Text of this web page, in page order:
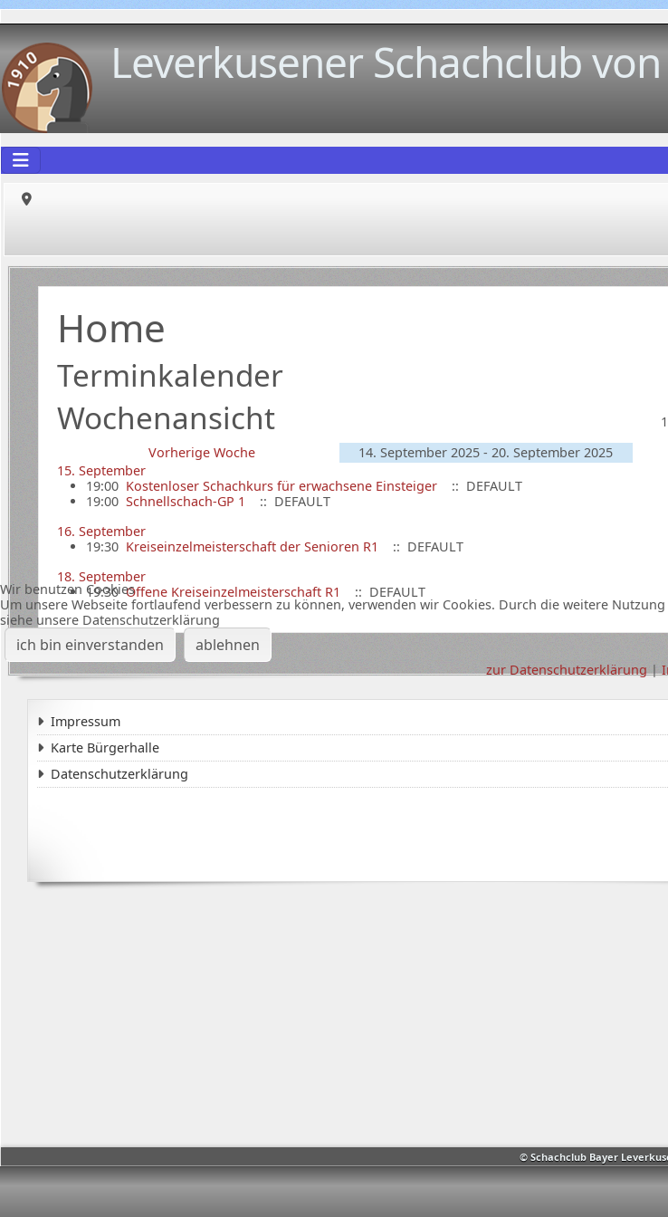
Leverkusener Schachclub
© Schachclub Bayer
Home
Terminkalender
Wochenansicht
Vorherige Woche
14. September 2025 - 20. September 2025
15. September
19:00 Kostenloser Schachkurs für erwachsene Einsteiger
:: DEFAULT
19:00 Schnellschach-GP 1
:: DEFAULT
16. September
19:30 Kreiseinzelmeisterschaft der Senioren R1
:: DEFAULT
18. September
19:30Offene Kreiseinzelmeisterschaft R1 :: DEFAULT
Impressum
Karte Bürgerhalle
Datenschutzerklärung
Wir benutzen Cookies
Um unsere Webseite fortlaufend verbessern zu können, verwenden wir Cookies. Durch die weitere
siehe unsere Datenschutzerklärung
ich bin einverstanden ablehnen
zur Datenschutzerklärung |